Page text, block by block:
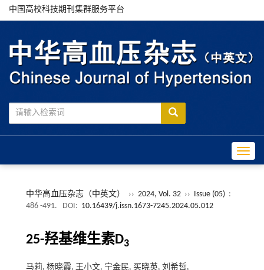
中国高校科技期刊集群服务平台
中华高血压杂志（中英文） ›› 2024, Vol. 32 ›› Issue (05) :
486 -491.
DOI: 10.16439/j.issn.1673-7245.2024.05.012
25-羟基维生素D3
马莉, 杨晓霞, 王小文, 宁金民, 买晓英, 刘希哲,